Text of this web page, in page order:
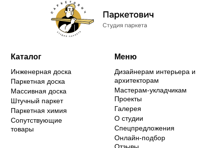
Каталог
Инженерная доска
Паркетная доска
Массивная доска
Штучный паркет
Паркетная химия
Сопутствующие
товары
Меню
Дизайнерам интерьера и
архитекторам
Мастерам-укладчикам
Проекты
Галерея
О студии
Спецпредложения
Онлайн-подбор